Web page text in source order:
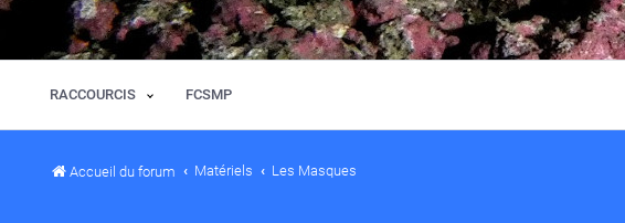
RACCOURCIS FCSMP
Accueil du forum Matériels Les Masques